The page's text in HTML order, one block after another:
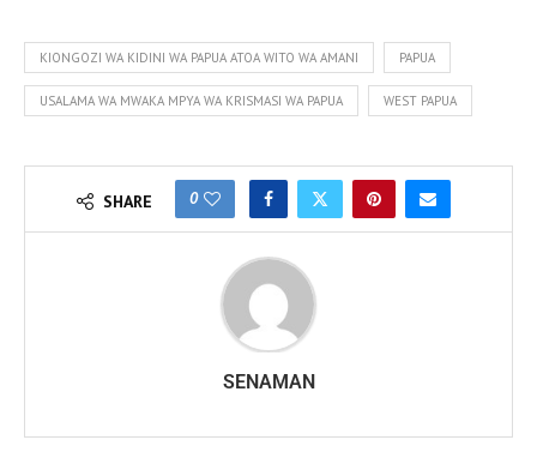
KIONGOZI WA KIDINI WA PAPUA ATOA WITO WA AMANI PAPUA
USALAMA WA MWAKA MPYA WA KRISMASI WA PAPUA WEST PAPUA
SHARE 0
SENAMAN